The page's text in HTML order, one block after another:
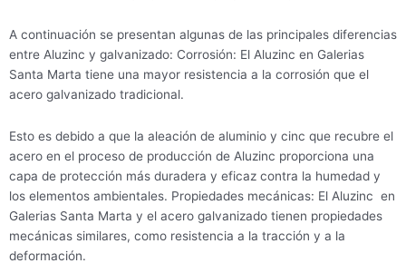
A continuación se presentan algunas de las principales diferencias
entre Aluzinc y galvanizado: Corrosión: El Aluzinc en Galerias
Santa Marta tiene una mayor resistencia a la corrosión que el
acero galvanizado tradicional.
Esto es debido a que la aleación de aluminio y cinc que recubre el
acero en el proceso de producción de Aluzinc proporciona una
capa de protección más duradera y eficaz contra la humedad y
los elementos ambientales. Propiedades mecánicas: El Aluzinc en
Galerias Santa Marta y el acero galvanizado tienen propiedades
mecánicas similares, como resistencia a la tracción y a la
deformación.